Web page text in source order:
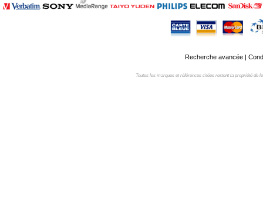
Recherche avancée|
Toutes les marques et références citées restent la propriété de